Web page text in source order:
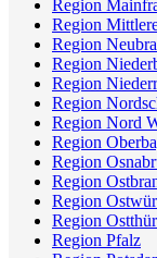
Region
Region
Region
Region
Region
Region
Region Nord
Region
Region
Region
Region
Region
Region Pfalz